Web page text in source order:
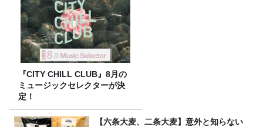
『CITY CHILL CLUB』8月の
ミュージックセレクターが決
定！
【六条大麦、二条大麦】意外と知らない